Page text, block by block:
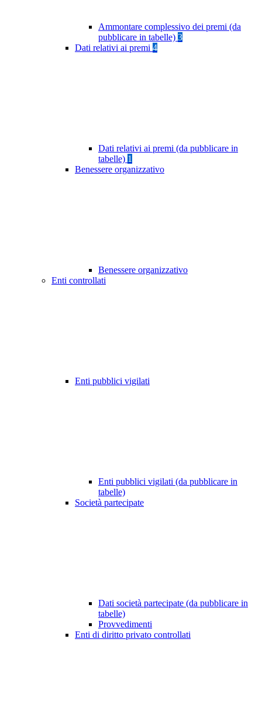
Ammontare complessivo dei premi (da
pubblicare in tabelle) 3
Dati relativi ai premi 4
Dati relativi ai premi (da pubblicare in
tabelle) 1
Benessere organizzativo
Benessere organizzativo
Enti controllati
Enti pubblici vigilati
Enti pubblici vigilati (da pubblicare in
tabelle)
Società partecipate
Dati società partecipate (da pubblicare in
tabelle)
Provvedimenti
Enti di diritto privato controllati